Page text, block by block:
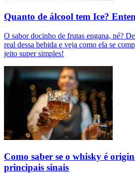
Quanto de álcool tem Ice?
O sabor docinho de frutas engana, né?
real dessa bebida e veja como ela se
jeito super simples!
Como saber se o whisky é
principais sinais